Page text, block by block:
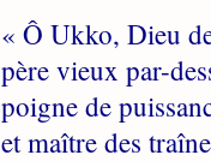
« Ô Ukko, Dieu
père vieux par-
poigne de
et maître des